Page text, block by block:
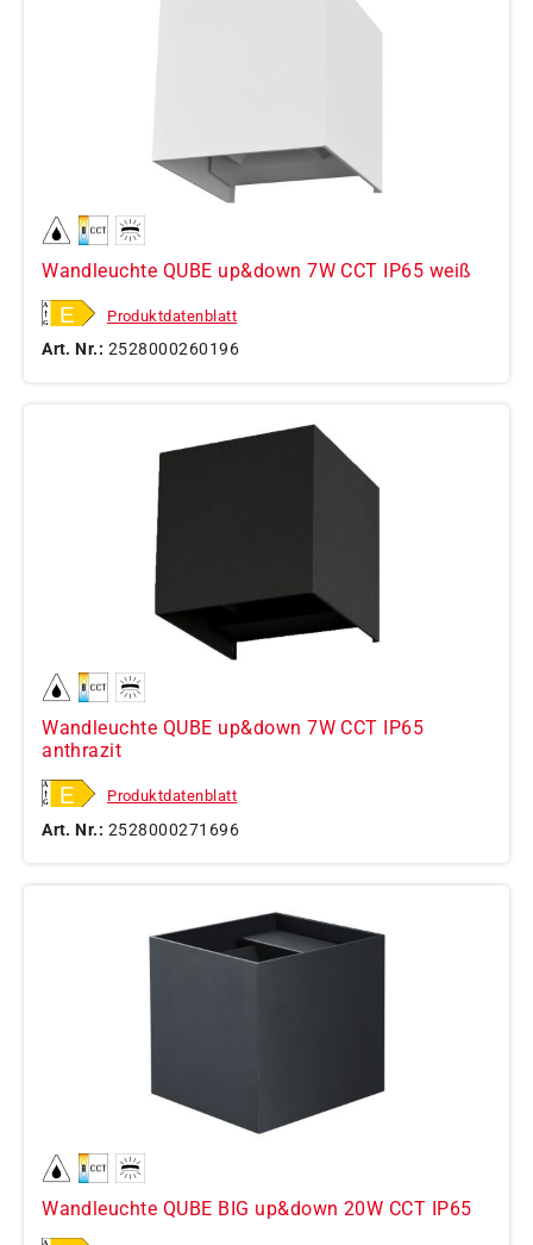
Wandleuchte QUBE up&down 7W CCT IP65 weiß
Produktdatenblatt
Art. Nr.: 2528000260196
Wandleuchte QUBE up&down 7W CCT IP65
anthrazit
Produktdatenblatt
Art. Nr.: 2528000271696
Wandleuchte QUBE BIG up&down 20W CCT IP65